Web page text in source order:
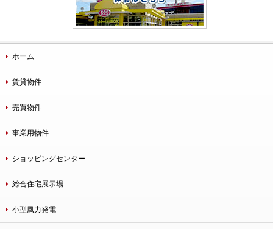
ホーム
賃貸物件
売買物件
事業用物件
ショッピングセンター
総合住宅展示場
小型風力発電